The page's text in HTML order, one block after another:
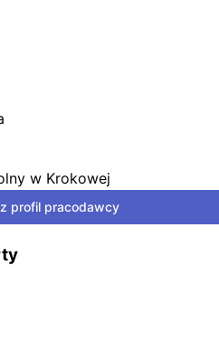
w Krokowej
profil pracodawcy